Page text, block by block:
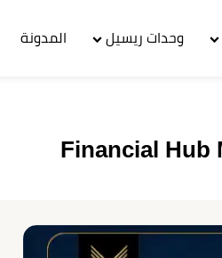
وحدات ريسيل المدونة